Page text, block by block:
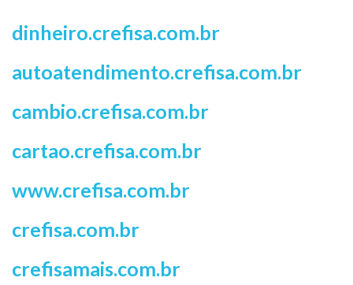
dinheiro.crefisa.com.br
autoatendimento.crefisa.com.br
cambio.crefisa.com.br
cartao.crefisa.com.br
www.crefisa.com.br
crefisa.com.br
crefisamais.com.br